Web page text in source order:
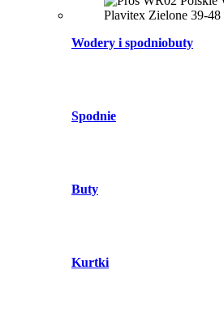
Wodery i spodniobuty
Spodnie
Buty
Kurtki